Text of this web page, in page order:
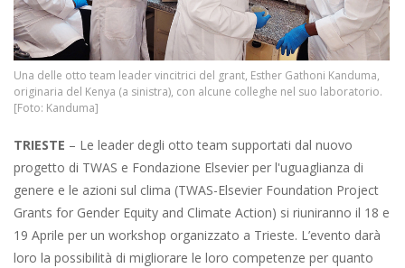
Una delle otto team leader vincitrici del grant, Esther Gathoni Kanduma,
originaria del Kenya (a sinistra), con alcune colleghe nel suo laboratorio.
[Foto: Kanduma]
TRIESTE – Le leader degli otto team supportati dal nuovo
progetto di TWAS e Fondazione Elsevier per l'uguaglianza di
genere e le azioni sul clima (TWAS-Elsevier Foundation Project
Grants for Gender Equity and Climate Action) si riuniranno il 18 e
19 Aprile per un workshop organizzato a Trieste. L’evento darà
loro la possibilità di migliorare le loro competenze per quanto